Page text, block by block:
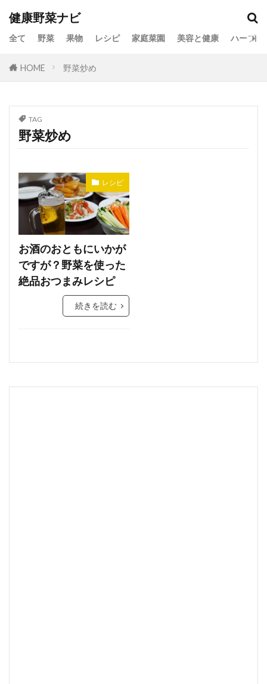
健康野菜ナビ
全て 野菜 果物 レシピ 家庭菜園 美容と健康 ハーブ
HOME 野菜炒め
TAG
野菜炒め
レシピ
お酒のおともにいかが
ですが？野菜を使った
絶品おつまみレシピ
続きを読む